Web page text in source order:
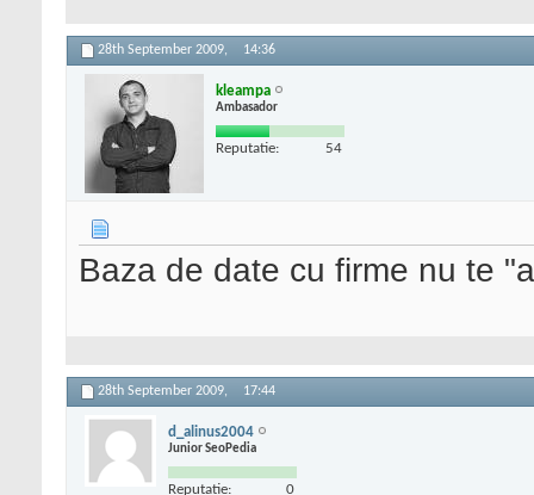
28th September 2009, 14:36
kleampa
Ambasador
Reputatie: 54
Baza de date cu firme nu te
28th September 2009, 17:44
d_alinus2004
Junior SeoPedia
Reputatie: 0